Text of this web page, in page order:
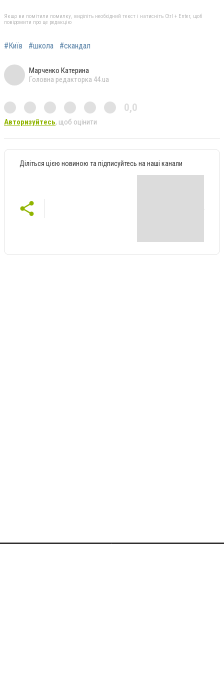
Якщо ви помітили помилку, виділіть необхідний текст і натисніть Ctrl + Enter, щоб
повідомити про це редакцію
#Київ #школа #скандал
Марченко Катерина
Головна редакторка 44.ua
0,0
Авторизуйтесь, щоб оцінити
Діліться цією новиною та підписуйтесь на наші канали